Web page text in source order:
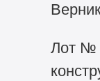
Лот №